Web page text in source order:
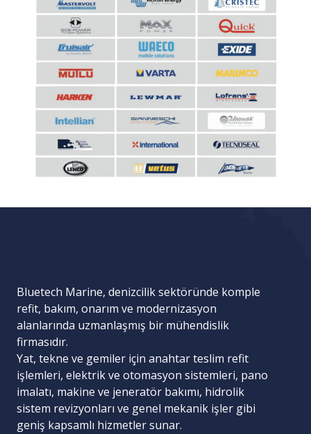
Bluetech Marine, denizcilik sektöründe komple
refit, bakım, onarım ve modernizasyon
alanlarında uzmanlaşmış bir mühendislik
firmasıdır.
Yat, tekne ve gemiler için anahtar teslim refit
işlemleri, elektrik ve otomasyon sistemleri, pano
imalatı, makine ve jeneratör bakımı, hidrolik
sistem revizyonları ve genel mekanik işler gibi
geniş kapsamlı hizmetler sunar.